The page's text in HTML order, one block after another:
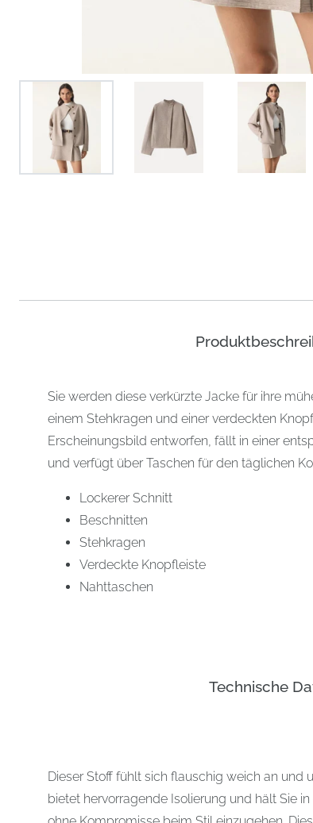
Sie werden diese verkürzte Jacke für ihre
einem Stehkragen und einer verdeckten
Erscheinungsbild entworfen, fällt in einer
und verfügt über Taschen für den täglichen
Lockerer Schnitt
Beschnitten
Stehkragen
Verdeckte Knopfleiste
Nahttaschen
Technische
Dieser Stoff fühlt sich flauschig weich an und
bietet hervorragende Isolierung und hält Sie